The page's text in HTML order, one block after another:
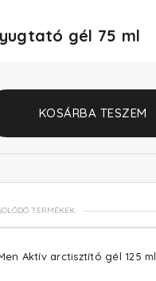
gél 75 ml
KOSÁRBA TESZEM
TERMÉKEK
Aktív arctisztító gél 125 ml